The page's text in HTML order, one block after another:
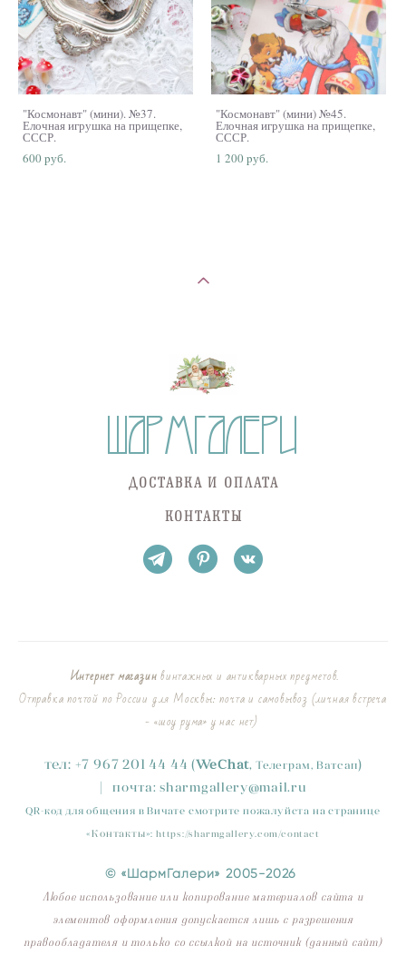
"Космонавт" (мини). №37.
Елочная игрушка на прищепке,
СССР.
600 pуб.
"Космонавт" (мини) №45.
Елочная игрушка на прищепке,
СССР.
1 200 pуб.
ДОСТАВКА И ОПЛАТА
КОНТАКТЫ
Интернет магазинвинтажных и антикварных предметов.
Отправка почтой по России для Москвы: почта и самовывоз (личная встреча
- «шоу рума» у нас нет)
тел: +7 967 201 44 44 (WeChat, Телеграм, Ватсап)
|
почта:sharmgallery@mail.ru
QR-код для общения в Вичате смотрите пожалуйста на странице
«Контакты»: https://sharmgallery.com/contact
© «ШармГалери» 2005-2026
Любое использование или копирование материалов сайта и
элементов оформления допускается лишь с разрешения
правообладателя и только со ссылкой на источник (данный сайт)